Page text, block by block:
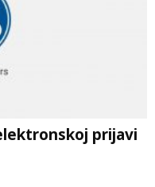
prijavi